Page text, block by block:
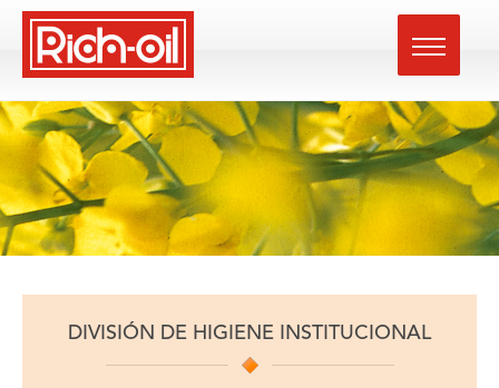
DIVISIÓN DE HIGIENE INSTITUCIONAL